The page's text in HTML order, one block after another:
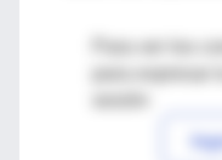
Para ver los